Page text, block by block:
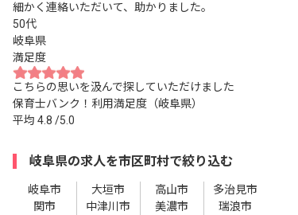
細かく連絡いただいて、助かりました。
50代
岐阜県
満足度
こちらの思いを汲んで探していただけました
保育士バンク！利用満足度（岐阜県）
平均 4.8 /5.0
岐阜県の求人を市区町村で絞り込む
岐阜市 大垣市 高山市
多治見市
関市
中津川市 美濃市
瑞浪市